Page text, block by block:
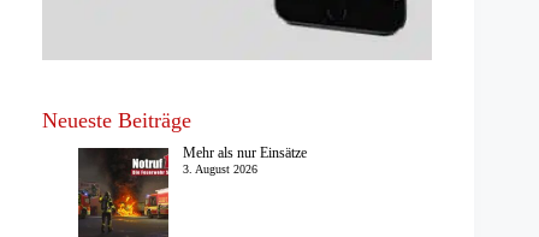
Neueste Beiträge
Mehr als nur Einsätze
3. August 2026